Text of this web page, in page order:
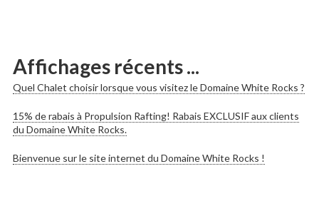
Affichages récents ...
Quel Chalet choisir lorsque vous visitez le Domaine White Rocks ?
15% de rabais à Propulsion Rafting! Rabais EXCLUSIF aux clients
du Domaine White Rocks.
Bienvenue sur le site internet du Domaine White Rocks !